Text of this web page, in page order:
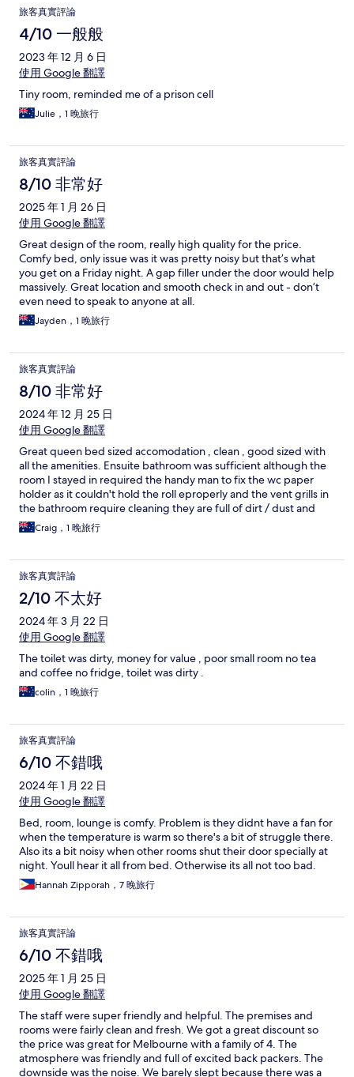
旅客真實評論
4/10 一般般
2023 年 12 月 6 日
使用 Google 翻譯
Tiny room, reminded me of a prison cell
Julie，1 晚旅行
旅客真實評論
8/10 非常好
2025 年 1 月 26 日
使用 Google 翻譯
Great design of the room, really high quality for the price.
Comfy bed, only issue was it was pretty noisy but that’s what
you get on a Friday night. A gap filler under the door would help
massively. Great location and smooth check in and out - don’t
even need to speak to anyone at all.
Jayden，1 晚旅行
旅客真實評論
8/10 非常好
2024 年 12 月 25 日
使用 Google 翻譯
Great queen bed sized accomodation , clean , good sized with
all the amenities. Ensuite bathroom was sufficient although the
room I stayed in required the handy man to fix the wc paper
holder as it couldn't hold the roll eproperly and the vent grills in
the bathroom require cleaning they are full of dirt / dust and
grime and while these are up high out of eyesight, it reflects
poorly on the overall aesthetic I'm sure management are trying
Craig，1 晚旅行
旅客真實評論
2/10 不太好
2024 年 3 月 22 日
使用 Google 翻譯
The toilet was dirty, money for value , poor small room no tea
and coffee no fridge, toilet was dirty .
colin，1 晚旅行
旅客真實評論
6/10 不錯哦
2024 年 1 月 22 日
使用 Google 翻譯
Bed, room, lounge is comfy. Problem is they didnt have a fan for
when the temperature is warm so there's a bit of struggle there.
Also its a bit noisy when other rooms shut their door specially at
night. Youll hear it all from bed. Otherwise its all not too bad.
Hannah Zipporah，7 晚旅行
旅客真實評論
6/10 不錯哦
2025 年 1 月 25 日
使用 Google 翻譯
The staff were super friendly and helpful. The premises and
rooms were fairly clean and fresh. We got a great discount so
the price was great for Melbourne with a family of 4. The
atmosphere was friendly and full of excited back packers. The
downside was the noise. We barely slept because there was a